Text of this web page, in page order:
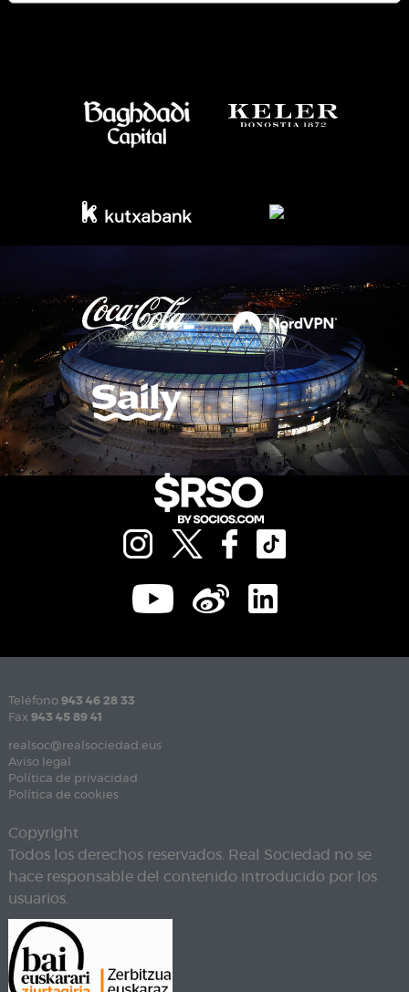
Teléfono 943 46 28 33
Fax 943 45 89 41
realsoc@realsociedad.eus
Aviso legal
Política de privacidad
Política de cookies
Copyright
Todos los derechos reservados. Real Sociedad no se
hace responsable del contenido introducido por los
usuarios.